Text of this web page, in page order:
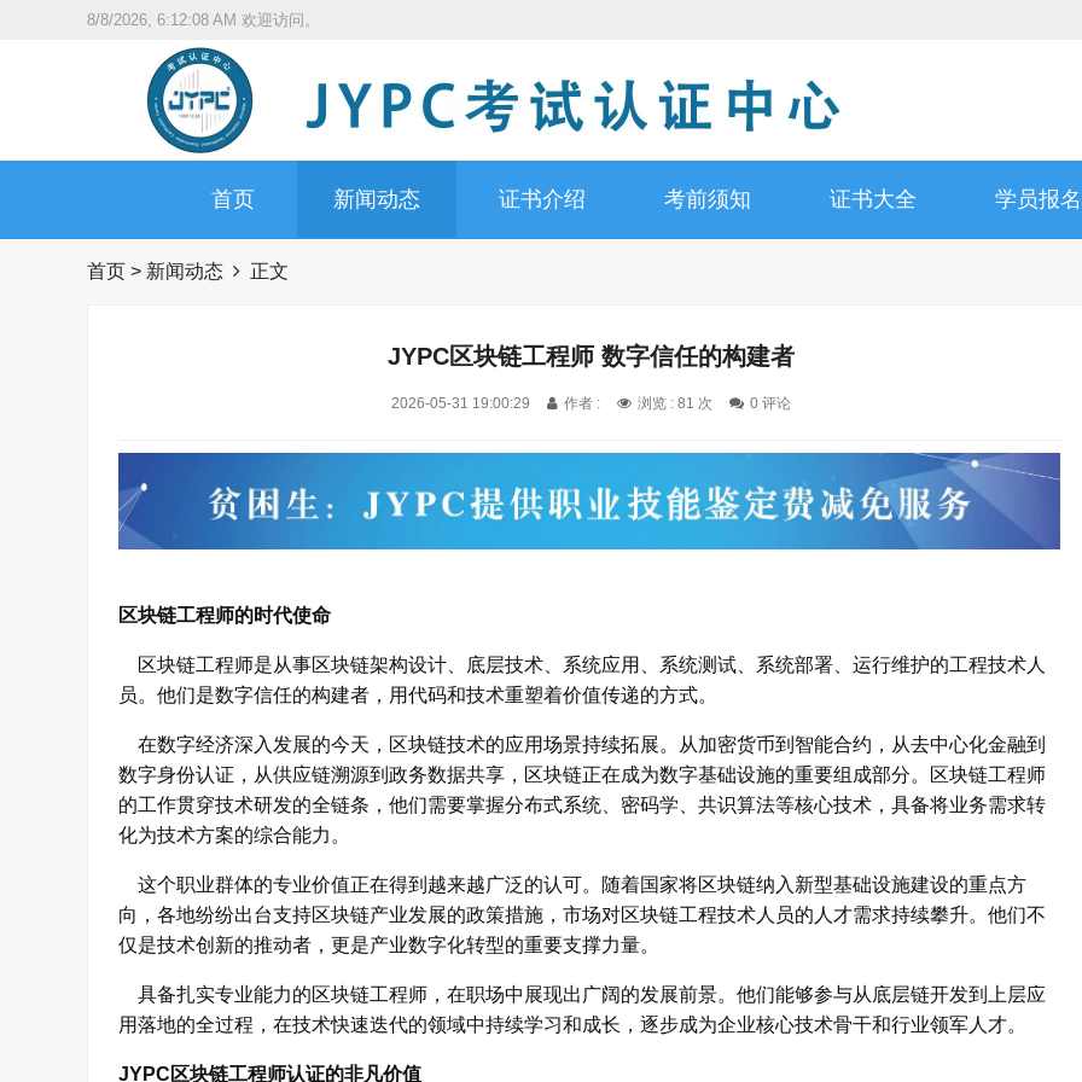
8/8/2026, 6:12:09 AM 欢迎访问。
首页 新闻动态 证书介绍 考前须知 证书大全 学员报名
首页 > 新闻动态 正文
JYPC区块链工程师 数字信任的构建者
2026-05-31 19:00:29 作者 : 浏览 : 81 次 0 评论
区块链工程师的时代使命
区块链工程师是从事区块链架构设计、底层技术、系统应用、系统测试、系统部署、运行维护的工程技术人
员。他们是数字信任的构建者，用代码和技术重塑着价值传递的方式。
在数字经济深入发展的今天，区块链技术的应用场景持续拓展。从加密货币到智能合约，从去中心化金融到
数字身份认证，从供应链溯源到政务数据共享，区块链正在成为数字基础设施的重要组成部分。区块链工程师
的工作贯穿技术研发的全链条，他们需要掌握分布式系统、密码学、共识算法等核心技术，具备将业务需求转
化为技术方案的综合能力。
这个职业群体的专业价值正在得到越来越广泛的认可。随着国家将区块链纳入新型基础设施建设的重点方
向，各地纷纷出台支持区块链产业发展的政策措施，市场对区块链工程技术人员的人才需求持续攀升。他们不
仅是技术创新的推动者，更是产业数字化转型的重要支撑力量。
具备扎实专业能力的区块链工程师，在职场中展现出广阔的发展前景。他们能够参与从底层链开发到上层应
用落地的全过程，在技术快速迭代的领域中持续学习和成长，逐步成为企业核心技术骨干和行业领军人才。
JYPC区块链工程师认证的非凡价值